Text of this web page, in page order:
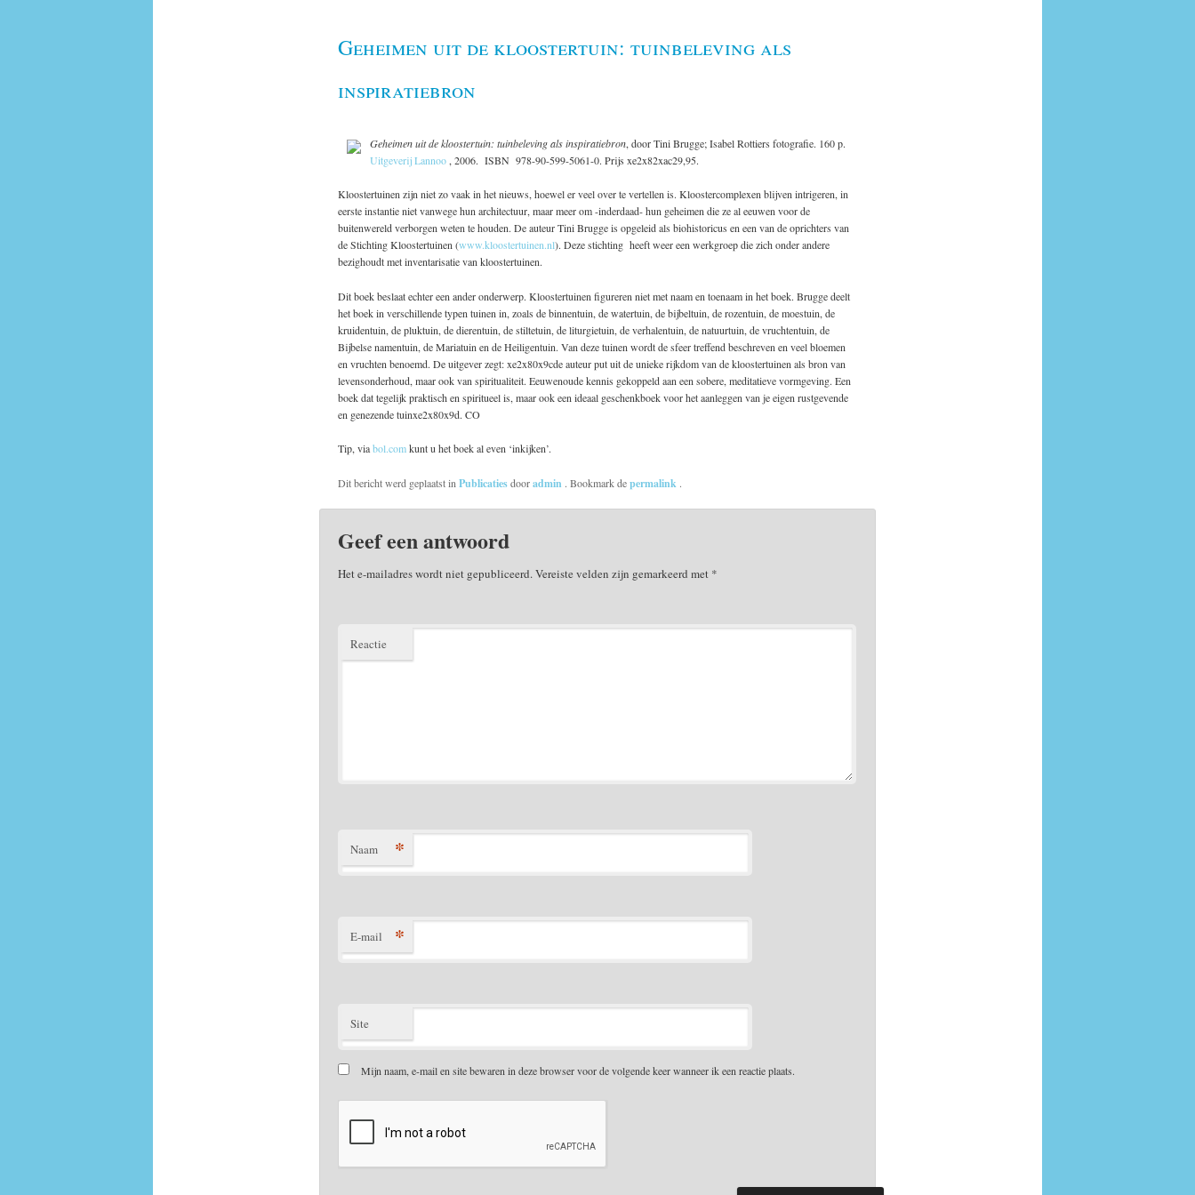
Geheimen uit de kloostertuin: tuinbeleving als
inspiratiebron
Geheimen uit de kloostertuin: tuinbeleving als inspiratiebron, door Tini Brugge; Isabel Rottiers fotografie. 160 p.
Uitgeverij Lannoo, 2006. ISBN 978-90-599-5061-0. Prijs xe2x82xac29,95.
Kloostertuinen zijn niet zo vaak in het nieuws, hoewel er veel over te vertellen is. Kloostercomplexen blijven intrigeren, in
eerste instantie niet vanwege hun architectuur, maar meer om -inderdaad- hun geheimen die ze al eeuwen voor de
buitenwereld verborgen weten te houden. De auteur Tini Brugge is opgeleid als biohistoricus en een van de oprichters van
de Stichting Kloostertuinen (www.kloostertuinen.nl). Deze stichting heeft weer een werkgroep die zich onder andere
bezighoudt met inventarisatie van kloostertuinen.
Dit boek beslaat echter een ander onderwerp. Kloostertuinen figureren niet met naam en toenaam in het boek. Brugge deelt
het boek in verschillende typen tuinen in, zoals de binnentuin, de watertuin, de bijbeltuin, de rozentuin, de moestuin, de
kruidentuin, de pluktuin, de dierentuin, de stiltetuin, de liturgietuin, de verhalentuin, de natuurtuin, de vruchtentuin, de
Bijbelse namentuin, de Mariatuin en de Heiligentuin. Van deze tuinen wordt de sfeer treffend beschreven en veel bloemen
en vruchten benoemd. De uitgever zegt: xe2x80x9cde auteur put uit de unieke rijkdom van de kloostertuinen als bron van
levensonderhoud, maar ook van spiritualiteit. Eeuwenoude kennis gekoppeld aan een sobere, meditatieve vormgeving. Een
boek dat tegelijk praktisch en spiritueel is, maar ook een ideaal geschenkboek voor het aanleggen van je eigen rustgevende
en genezende tuinxe2x80x9d. CO
Tip, viabol.comkunt u het boek al even ‘inkijken’.
Dit bericht werd geplaatst in Publicatiesdooradmin . Bookmark depermalink .
Geef een antwoord
Het e-mailadres wordt niet gepubliceerd.Vereiste velden zijn gemarkeerd met *
Reactie
Naam *
E-mail *
Site
Mijn naam, e-mail en site bewaren in deze browser voor de volgende keer wanneer ik een reactie plaats.